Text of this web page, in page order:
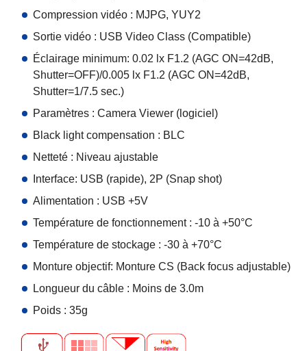
Compression vidéo : MJPG, YUY2
Sortie vidéo : USB Video Class (Compatible)
Éclairage minimum: 0.02 lx F1.2 (AGC ON=42dB,
Shutter=OFF)/0.005 lx F1.2 (AGC ON=42dB,
Shutter=1/7.5 sec.)
Paramètres : Camera Viewer (logiciel)
Black light compensation : BLC
Netteté : Niveau ajustable
Interface: USB (rapide), 2P (Snap shot)
Alimentation : USB +5V
Température de fonctionnement : -10 à +50°C
Température de stockage : -30 à +70°C
Monture objectif: Monture CS (Back focus adjustable)
Longueur du câble : Moins de 3.0m
Poids : 35g